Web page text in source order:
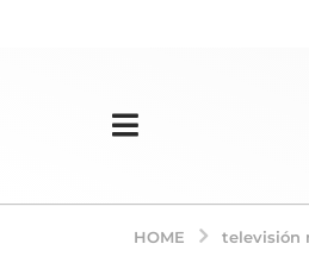
HOME televisión